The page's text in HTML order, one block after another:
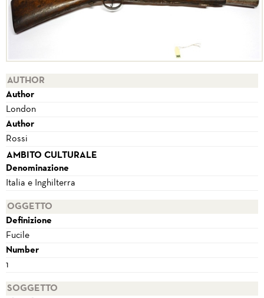
AUTHOR
Author
London
Author
Rossi
AMBITO CULTURALE
Denominazione
Italia e Inghilterra
OGGETTO
Definizione
Fucile
Number
1
SOGGETTO